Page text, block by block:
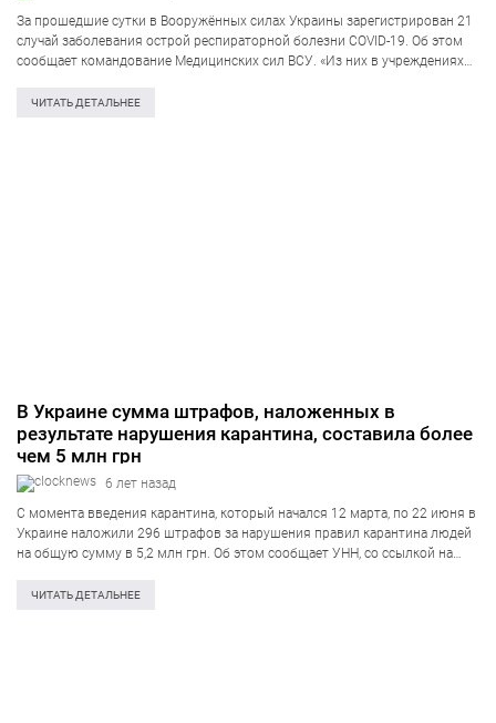
За прошедшие сутки в Вооружённых силах Украины зарегистрирован 21
случай заболевания острой респираторной болезни COVID-19. Об этом
сообщает командование Медицинских сил ВСУ. «Из них в учреждениях
военно-медицинский клинический центр «ГВКГ» — 4 военнослужащего,…
ЧИТАТЬ ДЕТАЛЬНЕЕ
В Украине сумма штрафов, наложенных в
результате нарушения карантина, составила более
чем 5 млн грн
6 лет назад
С момента введения карантина, который начался 12 марта, по 22 июня в
Украине наложили 296 штрафов за нарушения правил карантина людей
на общую сумму в 5,2 млн грн. Об этом сообщает УНН, со ссылкой на
ЧИТАТЬ ДЕТАЛЬНЕЕ